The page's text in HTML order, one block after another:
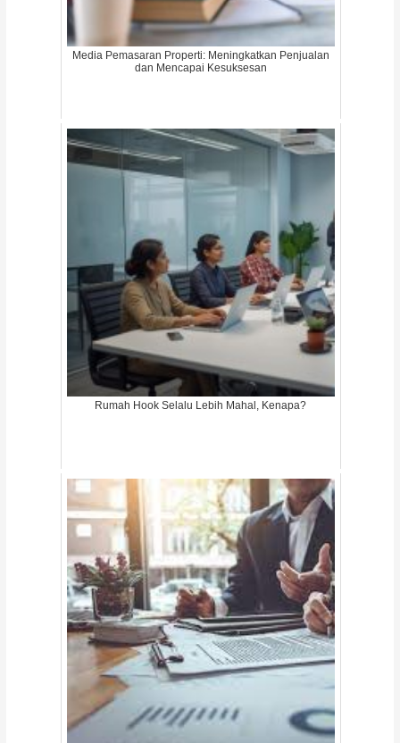
Media Pemasaran Properti: Meningkatkan Penjualan
dan Mencapai Kesuksesan
Rumah Hook Selalu Lebih Mahal, Kenapa?